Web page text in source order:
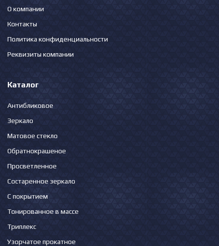
О компании
Контакты
Политика конфиденциальности
Реквизиты компании
Каталог
Антибликовое
Зеркало
Матовое стекло
Обратнокрашеное
Просветленное
Состаренное зеркало
С покрытием
Тонированное в массе
Триплекс
Узорчатое прокатное